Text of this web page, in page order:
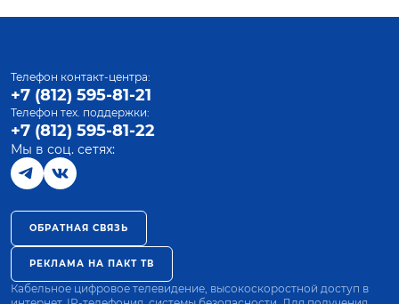
Телефон контакт-центра:
+7 (812) 595-81-21
Телефон тех. поддержки:
+7 (812) 595-81-22
Мы в соц. сетях:
ОБРАТНАЯ СВЯЗЬ
РЕКЛАМА НА ПАКТ ТВ
Кабельное цифровое телевидение, высокоскоростной доступ в